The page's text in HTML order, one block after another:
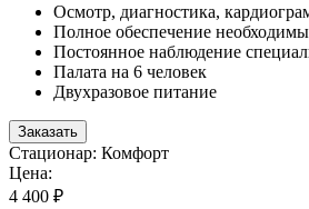
Осмотр, диагностика,
Полное обеспечение
Постоянное наблюдение
Палата на 6 человек
Двухразовое питание
Заказать
Стационар: Комфорт
Цена:
4 400 ₽